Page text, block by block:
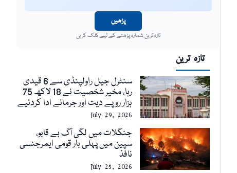
پڑھیں
تازہ ترین شمارہ پڑھنے کے لیے کلک کریں
تازہ ترین
سنٹرل جیل راولپنڈی سے 6 قیدی
رہا، مخیر شخصیت نے 18 لاکھ 75
ہزار روپے دیت اور جرمانے ادا کردئیے
July 29, 2026
جنگلات میں لگی آگ بے قابو،
سپین میں پہلی بار قومی ایمرجنسی
نافذ
July 25, 2026